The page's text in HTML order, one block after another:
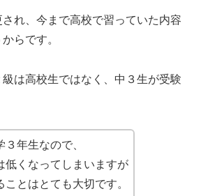
れ、今まで高校で習っていた内容
らです。
は高校生ではなく、中３生が受験
３年生なので、
低くなってしまいますが
ことはとても大切です。